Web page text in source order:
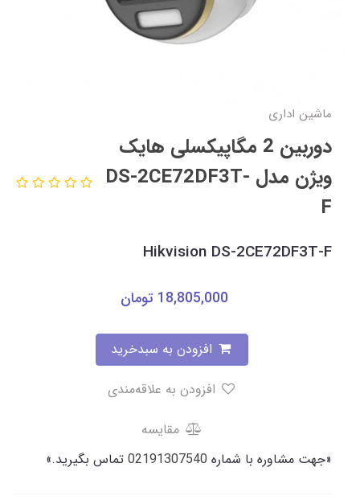
ماشین اداری
دوربین 2 مگاپیکسلی هایک
ویژن مدل DS-2CE72DF3T-
F
Hikvision DS-2CE72DF3T-F
18,805,000 تومان
مقایسه
«جهت مشاوره با شماره 02191307540 تماس بگیرید.»